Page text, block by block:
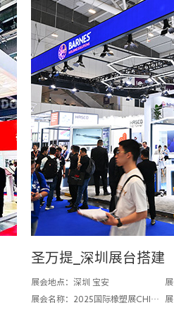
圣万提_深圳展台搭建
展会地点：深圳 宝安
展会名称：2025国际橡塑展CHINAPLAS